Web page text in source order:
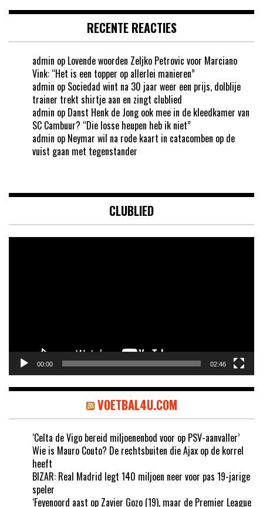
RECENTE REACTIES
admin op Lovende woorden Zeljko Petrovic voor Marciano
Vink: “Het is een topper op allerlei manieren”
admin op Sociedad wint na 30 jaar weer een prijs, dolblije
trainer trekt shirtje aan en zingt clublied
admin op Danst Henk de Jong ook mee in de kleedkamer van
SC Cambuur? “Die losse heupen heb ik niet”
admin op Neymar wil na rode kaart in catacomben op de
vuist gaan met tegenstander
CLUBLIED
00:00 02:46
VOETBAL4U.COM
‘Celta de Vigo bereid miljoenenbod voor op PSV-aanvaller’
Wie is Mauro Couto? De rechtsbuiten die Ajax op de korrel
heeft
BIZAR: Real Madrid legt 140 miljoen neer voor pas 19-jarige
speler
‘Feyenoord aast op Zavier Gozo (19), maar de Premier League